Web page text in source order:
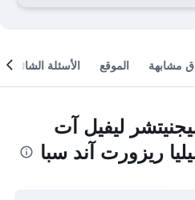
مشابهة الموقع الأسئلة الشائعة
ليفيل آت
ريزورت آند سبا